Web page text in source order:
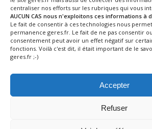
centraliser nos efforts sur les rubriques qui vous
AUCUN CAS nous n'exploitons ces informations à
Le fait de consentir à ces technologies nous
permanence geres.fr. Le fait de ne pas consentir
consentement peut avoir un effet négatif sur
fonctions. Voilà c'est dit, il était important de le
geres.fr ;-)
Accepter
Refuser
Maison Blanche
1 route de Nangis - BP 60588
77016 MELUN CEDEX
Tel : 01 64 10 22 90
Fax : 01 64 39 24 43
© 2025 GERES Restauration tous droits réservés -